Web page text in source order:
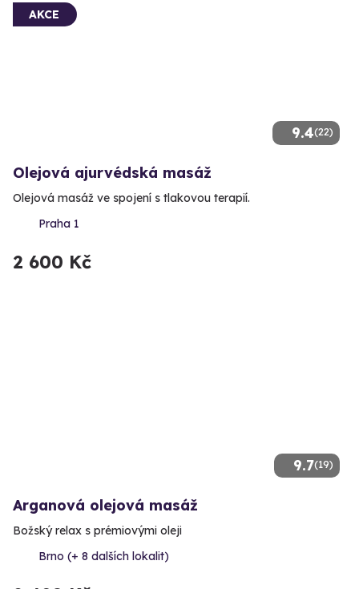
9.4(22)
AKCE
Olejová ajurvédská masáž
Olejová masáž ve spojení s tlakovou terapií.
Praha 1
2 600 Kč
9.7(19)
Arganová olejová masáž
Božský relax s prémiovými oleji
Brno (+ 8 dalších lokalit)